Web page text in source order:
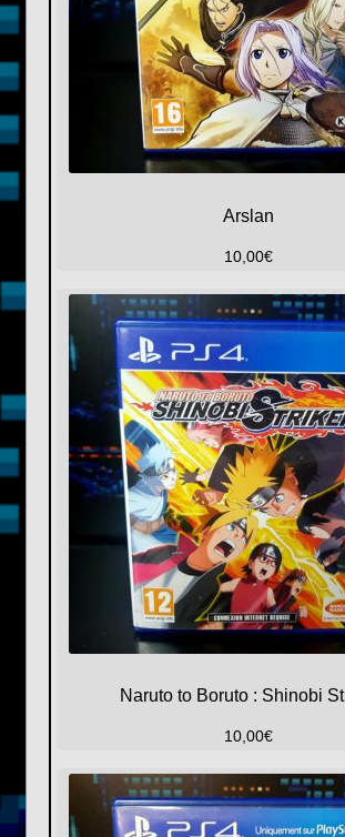
Arslan
10,00€
Naruto to Boruto : Shinobi
10,00€